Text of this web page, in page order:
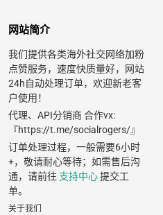
网站简介
我们提供各类海外社交网络加粉
点赞服务，速度快质量好，网站
24h自动处理订单，欢迎新老客
户使用！
代理、API分销商 合作vx:
『https://t.me/socialrogers/』
订单处理过程，一般需要6小时
+，敬请耐心等待；如需售后沟
通，请前往 支持中心提交工
单。
关于我们